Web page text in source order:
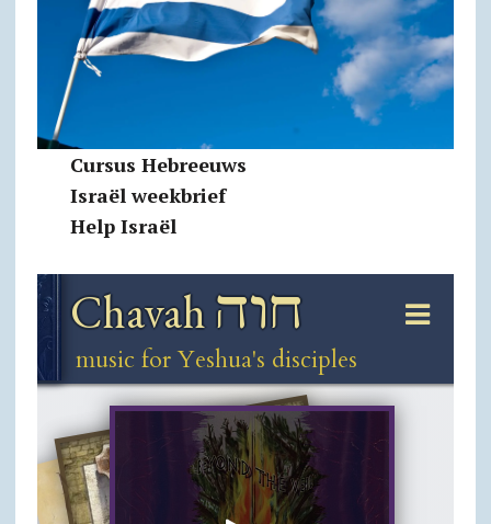
Cursus Hebreeuws
Israël weekbrief
Help Israël